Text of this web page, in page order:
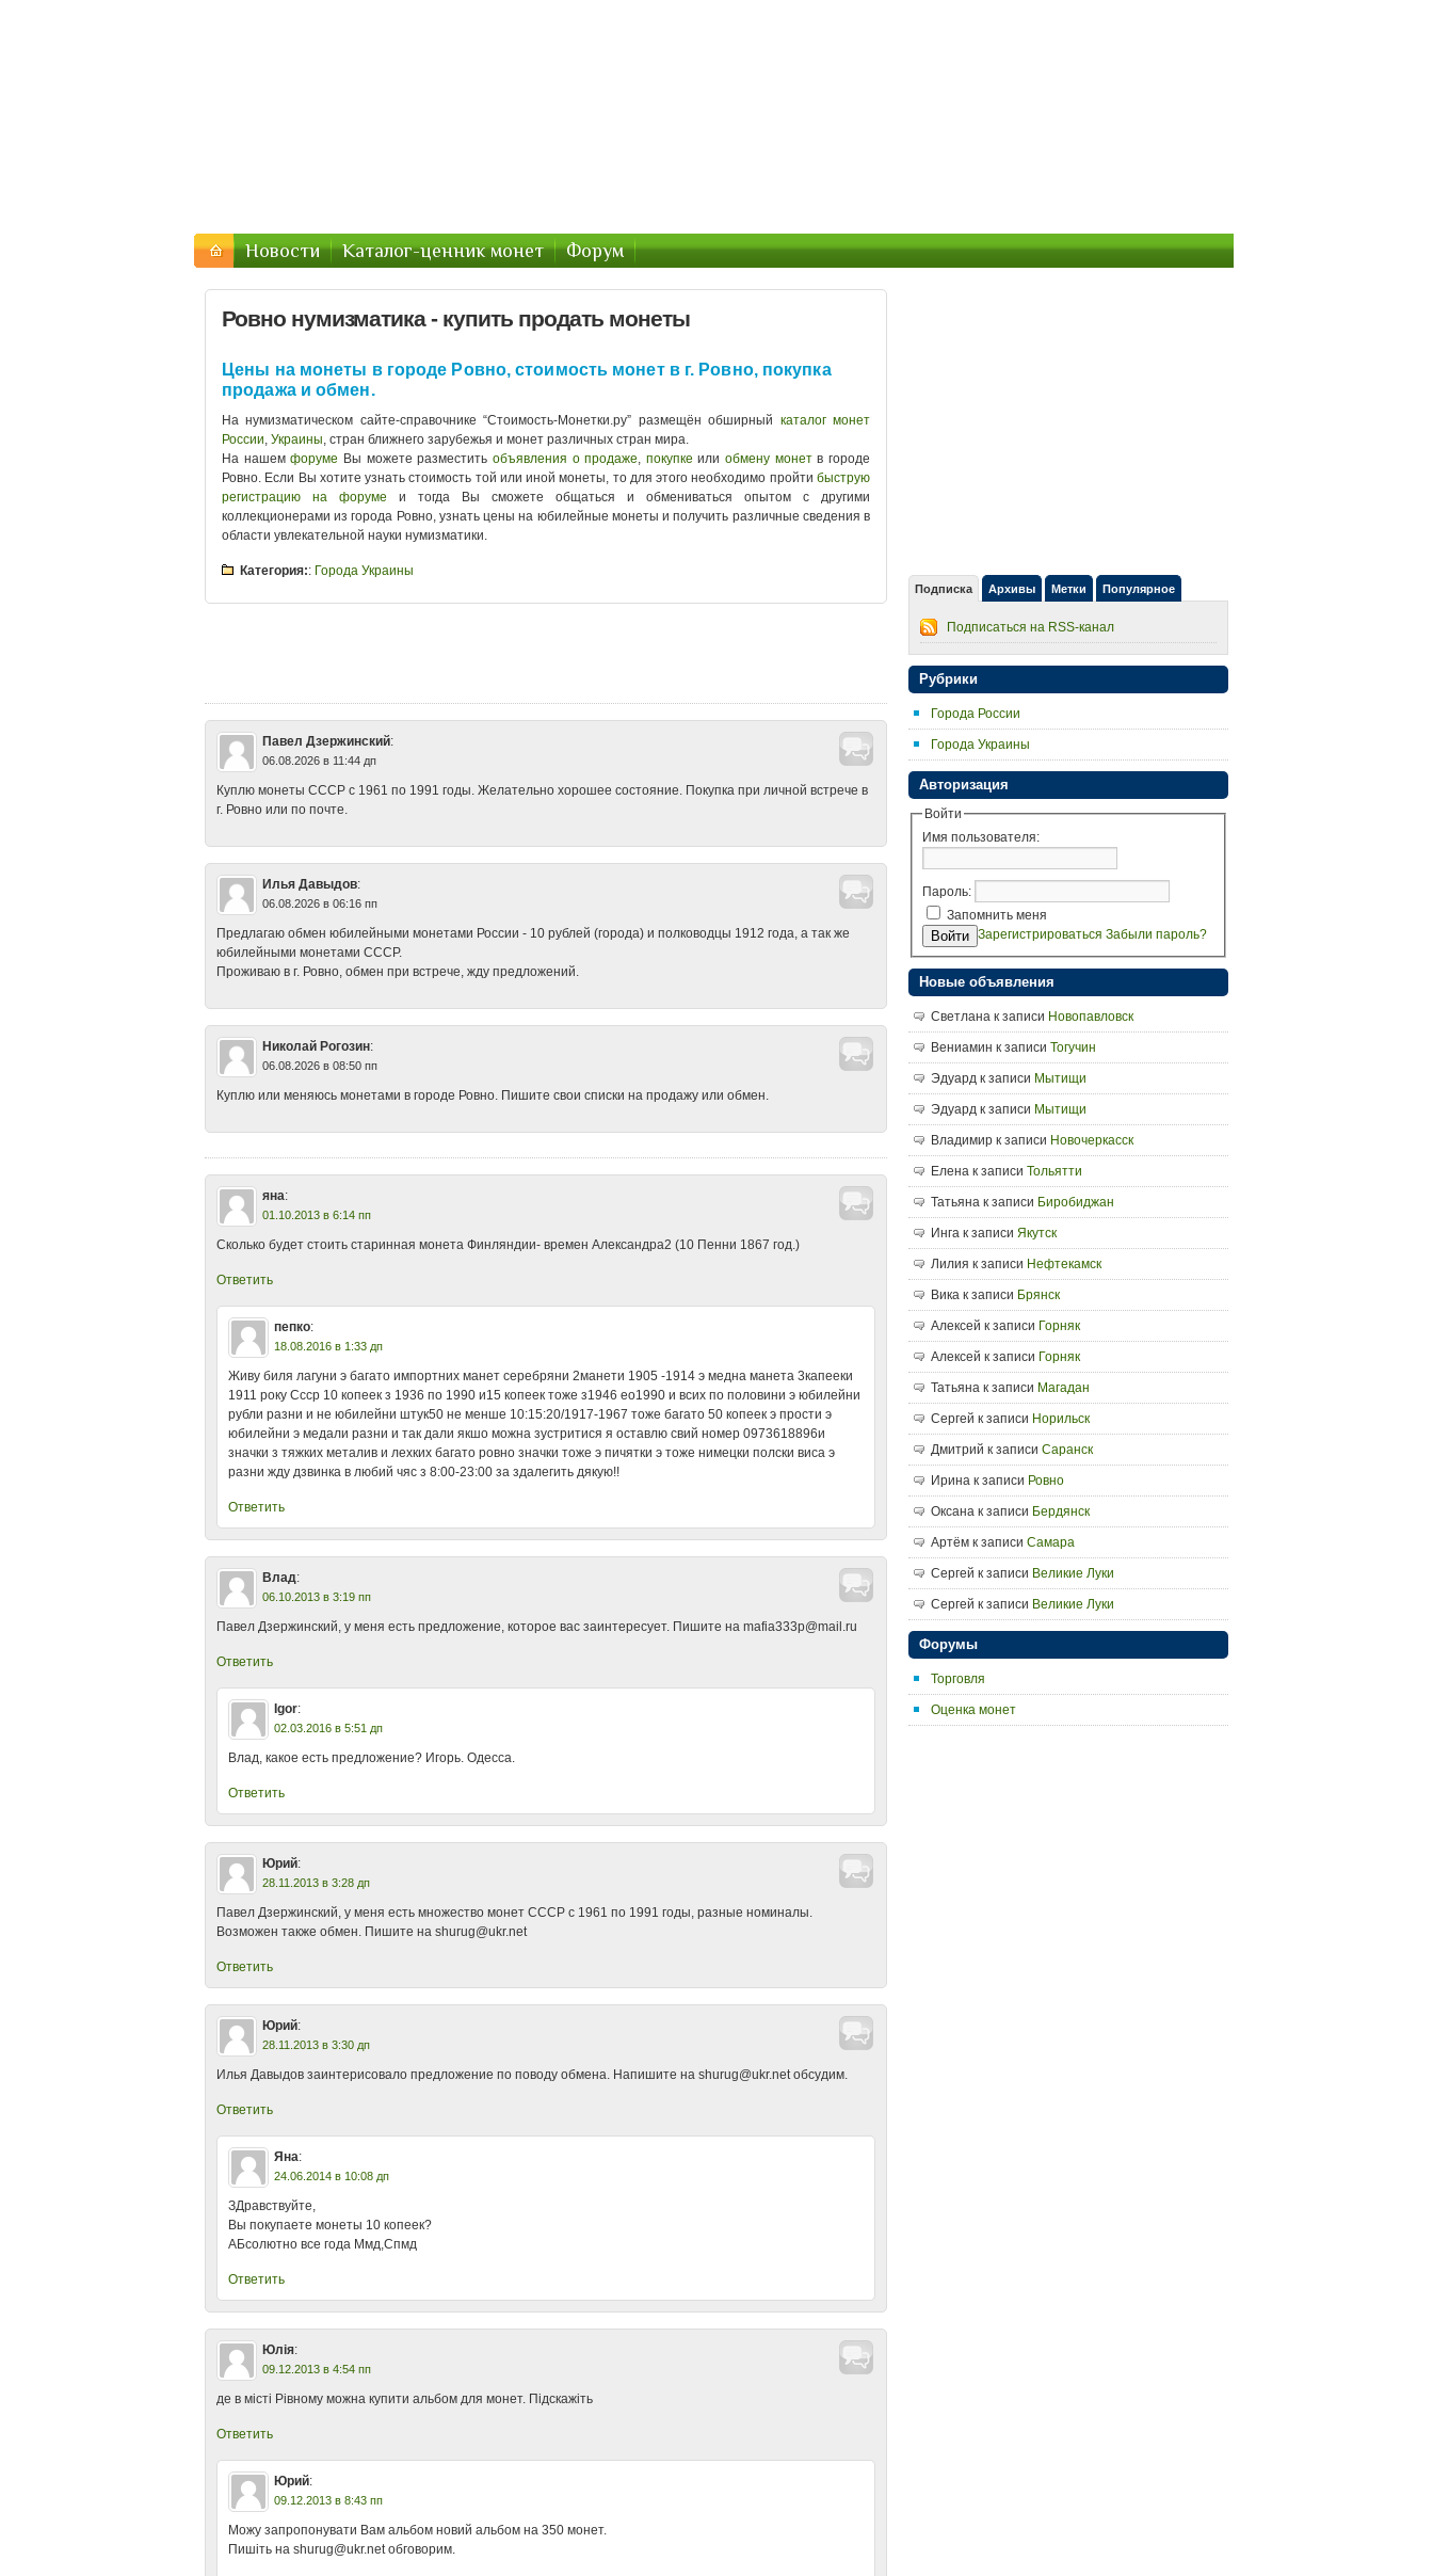
Новости Каталог-ценник монет Форум
Ровно нумизматика - купить продать монеты
Цены на монеты в городе Ровно, стоимость монет в г. Ровно, покупка
продажа и обмен.
На нумизматическом сайте-справочнике “Стоимость-Монетки.ру” размещён обширный каталог монет
России, Украины, стран ближнего зарубежья и монет различных стран мира.
На нашемфоруме Вы можете разместить объявления о продаже, покупке илиобмену монетв городе
Ровно. Если Вы хотите узнать стоимость той или иной монеты, то для этого необходимо пройти быструю
регистрацию на форуме и тогда Вы сможете общаться и обмениваться опытом с другими
коллекционерами из города Ровно, узнать цены на юбилейные монеты и получить различные сведения в
области увлекательной науки нумизматики.
Категория:: Города Украины
Павел Дзержинский:
06.08.2026 в 11:44 дп
Куплю монеты СССР с 1961 по 1991 годы. Желательно хорошее состояние. Покупка при личной встрече в
г. Ровно или по почте.
Илья Давыдов:
06.08.2026 в 06:16 пп
Предлагаю обмен юбилейными монетами России - 10 рублей (города) и полководцы 1912 года, а так же
юбилейными монетами СССР.
Проживаю в г. Ровно, обмен при встрече, жду предложений.
Николай Рогозин:
06.08.2026 в 08:50 пп
Куплю или меняюсь монетами в городе Ровно. Пишите свои списки на продажу или обмен.
яна:
01.10.2013 в 6:14 пп
Сколько будет стоить старинная монета Финляндии- времен Александра2 (10 Пенни 1867 год.)
Ответить
пепко:
18.08.2016 в 1:33 дп
Живу биля лагуни э багато импортних манет серебряни 2манети 1905 -1914 э медна манета 3капееки
1911 року Ссср 10 копеек з 1936 по 1990 и15 копеек тоже з1946 ео1990 и всих по половини э юбилейни
рубли разни и не юбилейни штук50 не менше 10:15:20/1917-1967 тоже багато 50 копеек э прости э
юбилейни э медали разни и так дали якшо можна зустритися я оставлю свий номер 0973618896и
значки з тяжких металив и лехких багато ровно значки тоже э пичятки э тоже нимецки полски виса э
разни жду дзвинка в любий чяс з 8:00-23:00 за здалегить дякую!!
Ответить
Влад:
06.10.2013 в 3:19 пп
Павел Дзержинский, у меня есть предложение, которое вас заинтересует. Пишите на mafia333p@mail.ru
Ответить
Igor:
02.03.2016 в 5:51 дп
Влад, какое есть предложение? Игорь. Одесса.
Ответить
Юрий:
28.11.2013 в 3:28 дп
Павел Дзержинский, у меня есть множество монет СССР с 1961 по 1991 годы, разные номиналы.
Возможен также обмен. Пишите на shurug@ukr.net
Ответить
Юрий:
28.11.2013 в 3:30 дп
Илья Давыдов заинтерисовало предложение по поводу обмена. Напишите на shurug@ukr.net обсудим.
Ответить
Яна:
24.06.2014 в 10:08 дп
ЗДравствуйте,
Вы покупаете монеты 10 копеек?
АБсолютно все года Ммд,Спмд
Ответить
Юлія:
09.12.2013 в 4:54 пп
де в місті Рівному можна купити альбом для монет. Підскажіть
Ответить
Юрий:
09.12.2013 в 8:43 пп
Можу запропонувати Вам альбом новий альбом на 350 монет.
Пишіть на shurug@ukr.net обговорим.
Подписка Архивы Метки Популярное
Подписаться на RSS-канал
Рубрики
Города России
Города Украины
Авторизация
Войти
Имя пользователя:
Пароль:
Запомнить меня
Войти Зарегистрироваться Забыли пароль?
Новые объявления
Светлана к записи Новопавловск
Вениамин к записи Тогучин
Эдуард к записи Мытищи
Эдуард к записи Мытищи
Владимир к записи Новочеркасск
Елена к записи Тольятти
Татьяна к записи Биробиджан
Инга к записи Якутск
Лилия к записи Нефтекамск
Вика к записи Брянск
Алексей к записи Горняк
Алексей к записи Горняк
Татьяна к записи Магадан
Сергей к записи Норильск
Дмитрий к записи Саранск
Ирина к записи Ровно
Оксана к записи Бердянск
Артём к записи Самара
Сергей к записи Великие Луки
Сергей к записи Великие Луки
Форумы
Торговля
Оценка монет